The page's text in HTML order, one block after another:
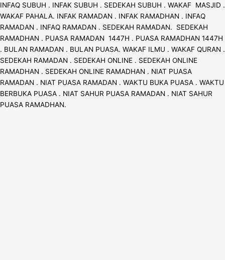
INFAQ SUBUH . INFAK SUBUH . SEDEKAH SUBUH . WAKAF MASJID .
WAKAF PAHALA. INFAK RAMADAN . INFAK RAMADHAN . INFAQ
RAMADAN . INFAQ RAMADAN . SEDEKAH RAMADAN. SEDEKAH
RAMADHAN . PUASA RAMADAN 1447H . PUASA RAMADHAN 1447H
. BULAN RAMADAN . BULAN PUASA. WAKAF ILMU . WAKAF QURAN .
SEDEKAH RAMADAN . SEDEKAH ONLINE . SEDEKAH ONLINE
RAMADHAN . SEDEKAH ONLINE RAMADHAN . NIAT PUASA
RAMADAN . NIAT PUASA RAMADAN . WAKTU BUKA PUASA . WAKTU
BERBUKA PUASA . NIAT SAHUR PUASA RAMADAN . NIAT SAHUR
PUASA RAMADHAN.